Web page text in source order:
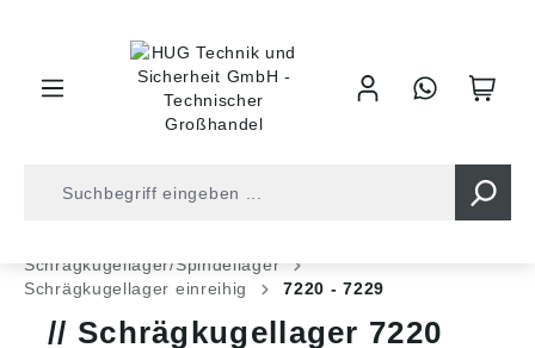
Schrägkugellager/Spindellager
Schrägkugellager einreihig
7220 - 7229
Schrägkugellager 7220